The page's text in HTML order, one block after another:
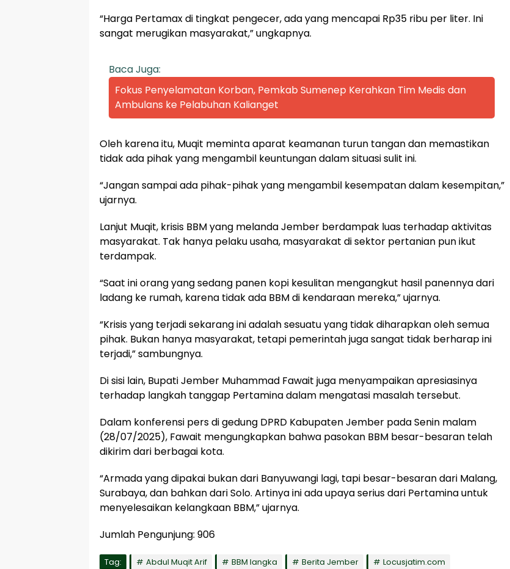
“Harga Pertamax di tingkat pengecer, ada yang mencapai Rp35 ribu per liter. Ini
sangat merugikan masyarakat,” ungkapnya.
Baca Juga:
Fokus Penyelamatan Korban, Pemkab Sumenep Kerahkan Tim Medis dan
Ambulans ke Pelabuhan Kalianget
Oleh karena itu, Muqit meminta aparat keamanan turun tangan dan memastikan
tidak ada pihak yang mengambil keuntungan dalam situasi sulit ini.
“Jangan sampai ada pihak-pihak yang mengambil kesempatan dalam kesempitan,”
ujarnya.
Lanjut Muqit, krisis BBM yang melanda Jember berdampak luas terhadap aktivitas
masyarakat. Tak hanya pelaku usaha, masyarakat di sektor pertanian pun ikut
terdampak.
“Saat ini orang yang sedang panen kopi kesulitan mengangkut hasil panennya dari
ladang ke rumah, karena tidak ada BBM di kendaraan mereka,” ujarnya.
“Krisis yang terjadi sekarang ini adalah sesuatu yang tidak diharapkan oleh semua
pihak. Bukan hanya masyarakat, tetapi pemerintah juga sangat tidak berharap ini
terjadi,” sambungnya.
Di sisi lain, Bupati Jember Muhammad Fawait juga menyampaikan apresiasinya
terhadap langkah tanggap Pertamina dalam mengatasi masalah tersebut.
Dalam konferensi pers di gedung DPRD Kabupaten Jember pada Senin malam
(28/07/2025), Fawait mengungkapkan bahwa pasokan BBM besar-besaran telah
dikirim dari berbagai kota.
“Armada yang dipakai bukan dari Banyuwangi lagi, tapi besar-besaran dari Malang,
Surabaya, dan bahkan dari Solo. Artinya ini ada upaya serius dari Pertamina untuk
menyelesaikan kelangkaan BBM,” ujarnya.
Jumlah Pengunjung: 906
Tag: Abdul Muqit Arif BBM langka Berita Jember
Locusjatim.com